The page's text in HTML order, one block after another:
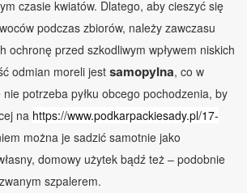
czasie kwiatów. Dlatego, aby cieszyć się
podczas zbiorów, należy zawczasu
ochronę przed szkodliwym wpływem niskich
odmian moreli jest samopylna, co w
potrzeba pyłku obcego pochodzenia, by
na https://www.podkarpackiesady.pl/17-
można je sadzić samotnie jako
domowy użytek bądź też – podobnie
szpalerem.